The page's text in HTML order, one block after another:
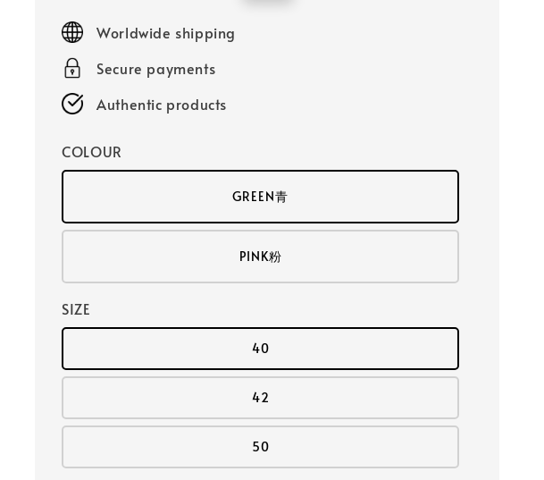
price
Worldwide shipping
Secure payments
Authentic products
COLOUR
GREEN青
PINK粉
SIZE
40
42
50